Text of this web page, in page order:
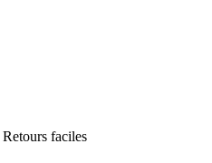
Retours faciles